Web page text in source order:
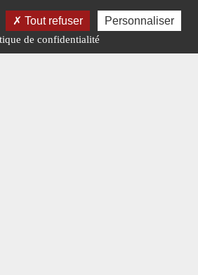
de la guerre en
Édito :
Tout refuser Personnaliser
de confidentialité